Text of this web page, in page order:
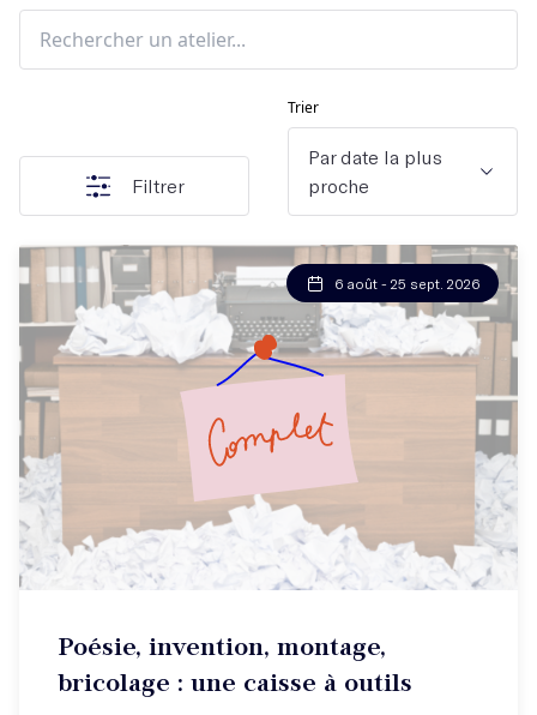
Filtrer
Trier
Par date la plus
proche
6 août - 25 sept. 2026
Poésie, invention, montage,
bricolage : une caisse à outils